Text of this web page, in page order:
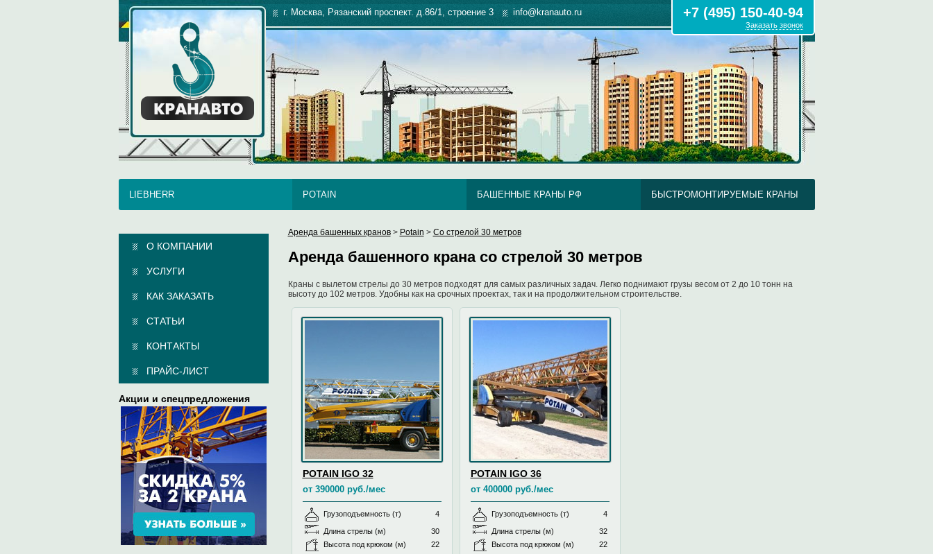
г. Москва, Рязанский проспект. д.86/1, строение 3 info@kranauto.ru +7 (495) 150-40-94
Заказать звонок
LIEBHERR POTAIN БАШЕННЫЕ КРАНЫ РФ БЫСТРОМОНТИРУЕМЫЕ КРАНЫ
О КОМПАНИИ
УСЛУГИ
КАК ЗАКАЗАТЬ
СТАТЬИ
КОНТАКТЫ
ПРАЙС-ЛИСТ
Акции и спецпредложения
Аренда башенных кранов> Potain > Со стрелой 30 метров
Аренда башенного крана со стрелой 30 метров
Краны с вылетом стрелы до 30 метров подходят для самых различных задач. Легко поднимают грузы весом от 2 до 10 тонн на
высоту до 102 метров. Удобны как на срочных проектах, так и на продолжительном строительстве.
POTAIN IGO 32
от 390000 руб./мес
Грузоподъемность (т) 4
Длина стрелы (м)
30
Высота под крюком (м)
22
POTAIN IGO 36
от 400000 руб./мес
Грузоподъемность (т) 4
Длина стрелы (м)
32
Высота под крюком (м)
22